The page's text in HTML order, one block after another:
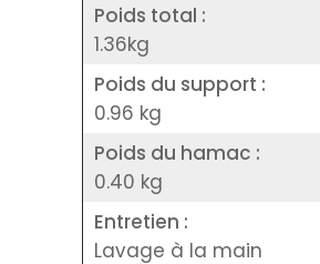
Poids total :
1.36kg
Poids du support :
0.96 kg
Poids du hamac :
0.40 kg
Entretien :
Lavage à la main